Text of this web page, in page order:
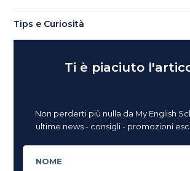
Tips e Curiosità
Ti è piaciuto
Non perderti più nulla da My English
ultime news - consigli - promozioni